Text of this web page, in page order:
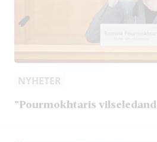
NYHETER
”Pourmokhtaris